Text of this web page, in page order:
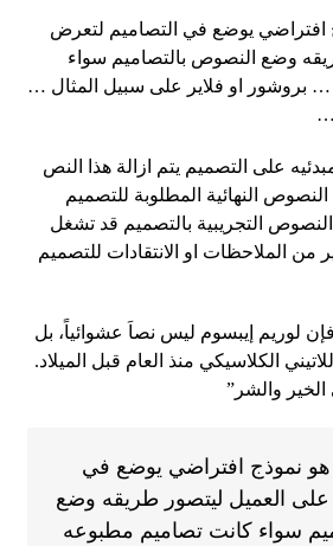
افتراضي يوضع في التصاميم لتعرض
وضع النصوص بالتصاميم سواء
بروشور او فلاير على سبيل المثال …
…
على التصميم يتم ازالة هذا النص
النهائية المطلوبة للتصميم
التجريبية بالتصميم قد تشغل
من الملاحظات او الانتقادات للتصميم
فإن لوريم إيبسوم ليس نصاَ عشوائياً، بل
الكلاسيكي منذ العام قبل الميلاد.
والشر”
هو نموذج افتراضي يوضع في
على العميل ليتصور طريقه وضع
سواء كانت تصاميم مطبوعه